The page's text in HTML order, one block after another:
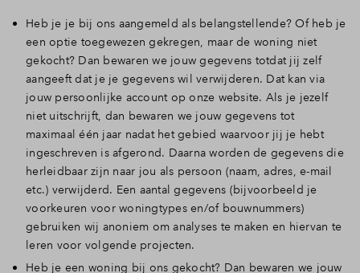
Heb je je bij ons aangemeld als belangstellende? Of heb je
een optie toegewezen gekregen, maar de woning niet
gekocht? Dan bewaren we jouw gegevens totdat jij zelf
aangeeft dat je je gegevens wil verwijderen. Dat kan via
jouw persoonlijke account op onze website. Als je jezelf
niet uitschrijft, dan bewaren we jouw gegevens tot
maximaal één jaar nadat het gebied waarvoor jij je hebt
ingeschreven is afgerond. Daarna worden de gegevens die
herleidbaar zijn naar jou als persoon (naam, adres, e-mail
etc.) verwijderd. Een aantal gegevens (bijvoorbeeld je
voorkeuren voor woningtypes en/of bouwnummers)
gebruiken wij anoniem om analyses te maken en hiervan te
leren voor volgende projecten.
Heb je een woning bij ons gekocht? Dan bewaren we jouw